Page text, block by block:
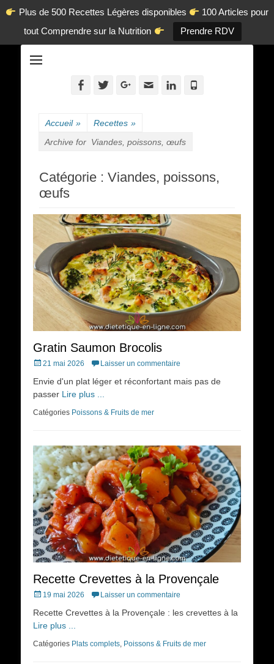
Plus de 500 Recettes Légères disponibles
100 Articles pour
tout Comprendre sur la Nutrition
Prendre RDV
en-ligne.com
Facebook
TwitterGoogleplus
AdresseLinkedin
Accueil » Recettes »
Archive for Viandes, poissons, œufs
Catégorie : Viandes, poissons,
œufs
Gratin Saumon Brocolis
Posted
21 mai 2026 Laisser un commentaire
Envie d'un plat léger et réconfortant mais pas de
passer Lire plus ...
Catégories Poissons & Fruits de mer
Recette Crevettes à la Provençale
Posted
19 mai 2026 Laisser un commentaire
Recette Crevettes à la Provençale : les crevettes à la
Lire plus ...
Catégories Plats complets Poissons & Fruits de mer